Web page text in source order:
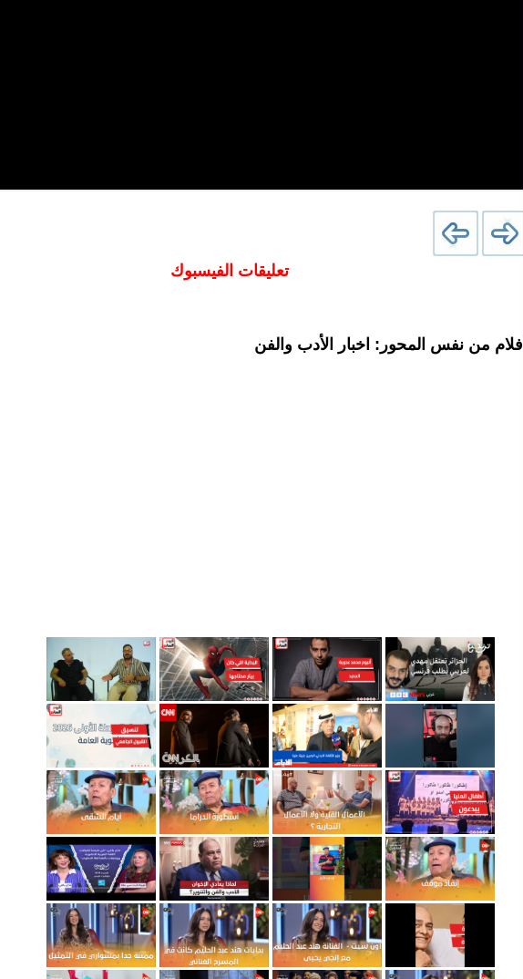
تعليقات الفيسبوك
افلام من نفس المحور: اخبار الأدب والفن